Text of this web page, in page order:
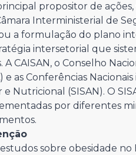
propositor de
Interministerial de
a formulação do plano
intersetorial que
A CAISAN, o Conselho
e as Conferências
Nutricional (SISAN). O
por diferentes
sobre obesidade